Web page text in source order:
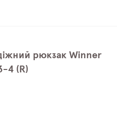
рюкзак Winner
4 (R)